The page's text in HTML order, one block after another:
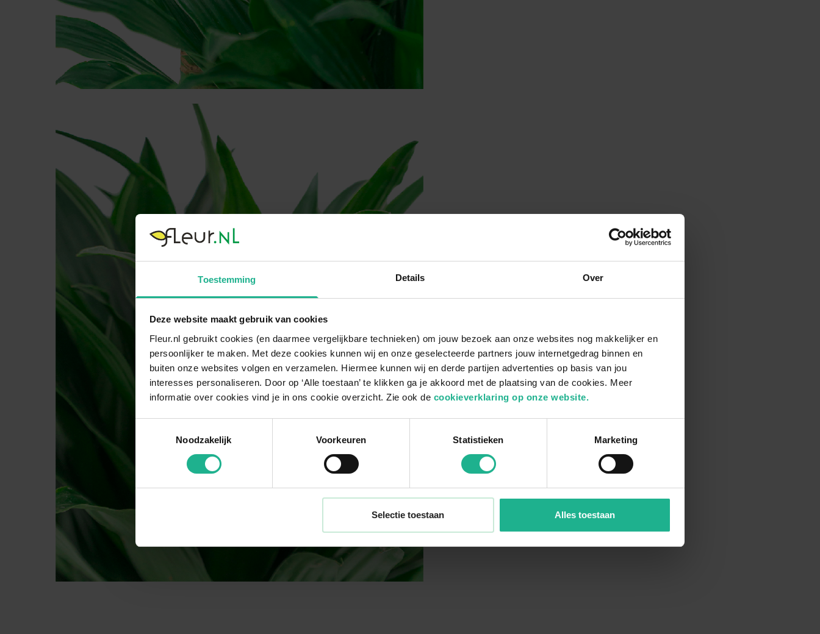
Toestemming Details Over
Deze website maakt gebruik van cookies
Fleur.nl gebruikt cookies (en daarmee vergelijkbare technieken) om jouw bezoek aan onze websites nog makkelijker en
persoonlijker te maken. Met deze cookies kunnen wij en onze geselecteerde partners jouw internetgedrag binnen en
buiten onze websites volgen en verzamelen. Hiermee kunnen wij en derde partijen advertenties op basis van jou
interesses personaliseren. Door op ‘Alle toestaan’ te klikken ga je akkoord met de plaatsing van de cookies. Meer
informatie over cookies vind je in ons cookie overzicht. Zie ook de cookieverklaring op onze website.
Noodzakelijk
Voorkeuren Statistieken Marketing
Selectie toestaan Alles toestaan